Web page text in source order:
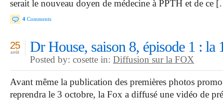
serait le nouveau doyen de médecine à PPTH et de ce
4 Comments
Dr House, saison 8, épisode 1 : la
25
août
Posted by: cosette in: Diffusion sur la FOX
Avant même la publication des premières photos
reprendra le 3 octobre, la Fox a diffusé une vidéo de